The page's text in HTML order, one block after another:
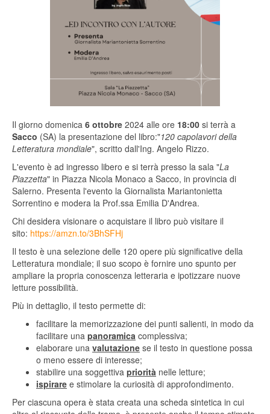
Il giorno domenica 6 ottobre 2024 alle ore 18:00 si terrà a
Sacco (SA) la presentazione del libro:"120 capolavori della
Letteratura mondiale", scritto dall'Ing. Angelo Rizzo.
L'evento è ad ingresso libero e si terrà presso la sala "La
Piazzetta" in Piazza Nicola Monaco a Sacco, in provincia di
Salerno. Presenta l'evento la Giornalista Mariantonietta
Sorrentino e modera la Prof.ssa Emilia D'Andrea.
Chi desidera visionare o acquistare il libro può visitare il
sito: https://amzn.to/3BhSFHj
Il testo è una selezione delle 120 opere più significative della
Letteratura mondiale; il suo scopo è fornire uno spunto per
ampliare la propria conoscenza letteraria e ipotizzare nuove
letture possibilità.
Più in dettaglio, il testo permette di:
facilitare la memorizzazione dei punti salienti, in modo da
facilitare una panoramica complessiva;
elaborare una valutazione se il testo in questione possa
o meno essere di interesse;
stabilire una soggettiva priorità nelle letture;
ispirare e stimolare la curiosità di approfondimento.
Per ciascuna opera è stata creata una scheda sintetica in cui